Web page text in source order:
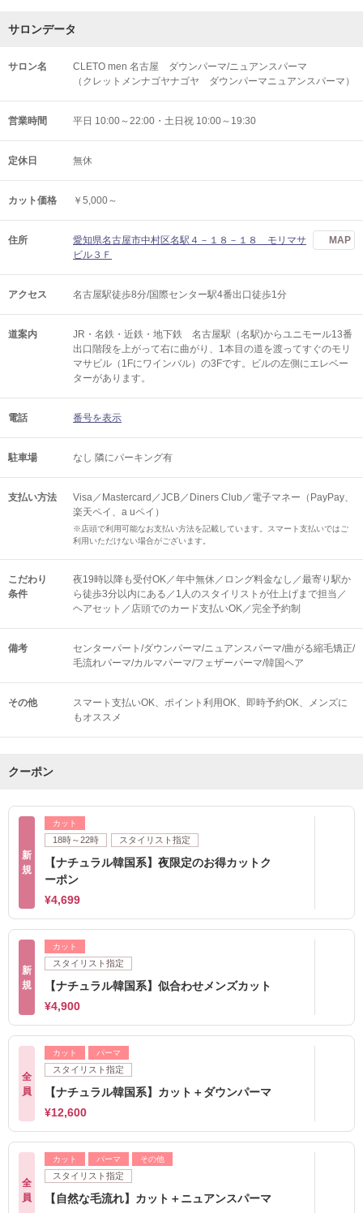
サロンデータ
サロン名
CLETO men 名古屋 ダウンパーマ/ニュアンスパーマ
（クレットメンナゴヤナゴヤ ダウンパーマニュアンスパーマ）
営業時間 平日 10:00～22:00・土日祝 10:00～19:30
定休日 無休
カット価格 ￥5,000～
住所
愛知県名古屋市中村区名駅４－１８－１８ モリマサ
ビル３Ｆ
MAP
アクセス 名古屋駅徒歩8分/国際センター駅4番出口徒歩1分
道案内
JR・名鉄・近鉄・地下鉄 名古屋駅（名駅)からユニモール13番
出口階段を上がって右に曲がり、1本目の道を渡ってすぐのモリ
マサビル（1Fにワインバル）の3Fです。ビルの左側にエレベー
ターがあります。
電話 番号を表示
駐車場 なし 隣にパーキング有
支払い方法
Visa／Mastercard／JCB／Diners Club／電子マネー（PayPay、
楽天ペイ、a uペイ）
※店頭で利用可能なお支払い方法を記載しています。スマート支払いではご
利用いただけない場合がございます。
こだわり
条件
夜19時以降も受付OK／年中無休／ロング料金なし／最寄り駅か
ら徒歩3分以内にある／1人のスタイリストが仕上げまで担当／
ヘアセット／店頭でのカード支払いOK／完全予約制
備考
センターパート/ダウンパーマ/ニュアンスパーマ/曲がる縮毛矯正/
毛流れパーマ/カルマパーマ/フェザーパーマ/韓国ヘア
その他 スマート支払いOK ポイント利用OK 即時予約OK
メンズに
もオススメ
クーポン
新
規
カット
18時～22時 スタイリスト指定
【ナチュラル韓国系】夜限定のお得カットク
ーポン
¥4,699
新
規
カット
スタイリスト指定
【ナチュラル韓国系】似合わせメンズカット
¥4,900
全
員
カット パーマ
スタイリスト指定
【ナチュラル韓国系】カット＋ダウンパーマ
¥12,600
全
員
カット パーマ その他
スタイリスト指定
【自然な毛流れ】カット＋ニュアンスパーマ